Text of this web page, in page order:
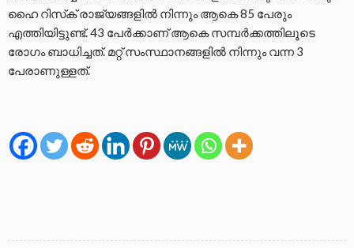
ഹൈ റിസ്‌ക് രാജ്യങ്ങളില്‍ നിന്നും ആകെ 85 പേരും
എത്തിയിട്ടുണ്ട്. 43 പേര്‍ക്കാണ് ആകെ സമ്പര്‍ക്കത്തിലൂടെ
രോഗം ബാധിച്ചത്. മറ്റ് സംസ്ഥാനങ്ങളില്‍ നിന്നും വന്ന 3
പേരാണുള്ളത്.